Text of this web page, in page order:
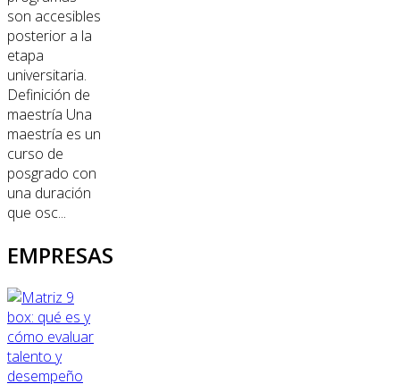
son accesibles
posterior a la
etapa
universitaria.
Definición de
maestría Una
maestría es un
curso de
posgrado con
una duración
que osc...
EMPRESAS